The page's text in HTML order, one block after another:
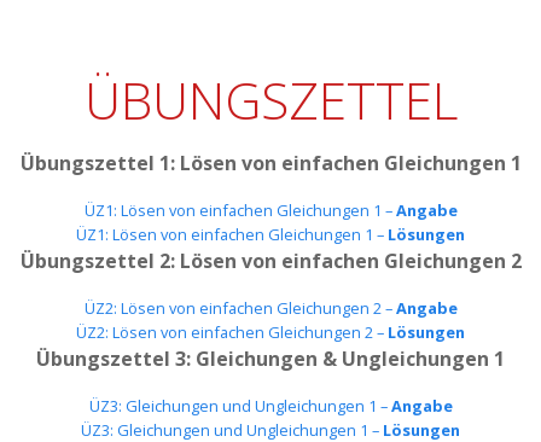
ÜBUNGSZETTEL
Übungszettel 1: Lösen von einfachen Gleichungen 1
ÜZ1: Lösen von einfachen Gleichungen 1 –Angabe
ÜZ1: Lösen von einfachen Gleichungen 1 – Lösungen
Übungszettel 2: Lösen von einfachen Gleichungen 2
ÜZ2: Lösen von einfachen Gleichungen 2 –Angabe
ÜZ2: Lösen von einfachen Gleichungen 2 – Lösungen
Übungszettel 3: Gleichungen & Ungleichungen 1
ÜZ3: Gleichungen und Ungleichungen 1 –Angabe
ÜZ3: Gleichungen und Ungleichungen 1 – Lösungen